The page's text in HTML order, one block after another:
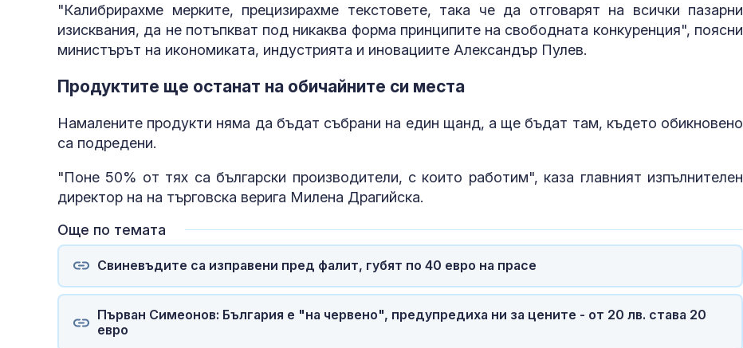
"Калибрирахме мерките, прецизирахме текстовете, така че да отговарят на всички пазарни
изисквания, да не потъпкват под никаква форма принципите на свободната конкуренция", поясни
министърът на икономиката, индустрията и иновациите Александър Пулев.
Продуктите ще останат на обичайните си места
Намалените продукти няма да бъдат събрани на един щанд, а ще бъдат там, където обикновено
са подредени.
"Поне 50% от тях са български производители, с които работим", каза главният изпълнителен
директор на на търговска верига Милена Драгийска.
Още по темата
Свиневъдите са изправени пред фалит, губят по 40 евро на прасе
Първан Симеонов: България е "на червено", предупредиха ни за цените - от 20 лв. става 20
евро